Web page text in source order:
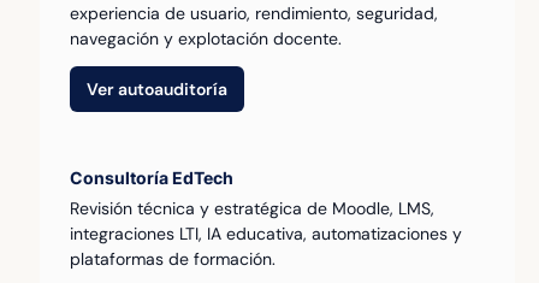
experiencia de usuario, rendimiento, seguridad,
navegación y explotación docente.
Ver autoauditoría
Consultoría EdTech
Revisión técnica y estratégica de Moodle, LMS,
integraciones LTI, IA educativa, automatizaciones y
plataformas de formación.